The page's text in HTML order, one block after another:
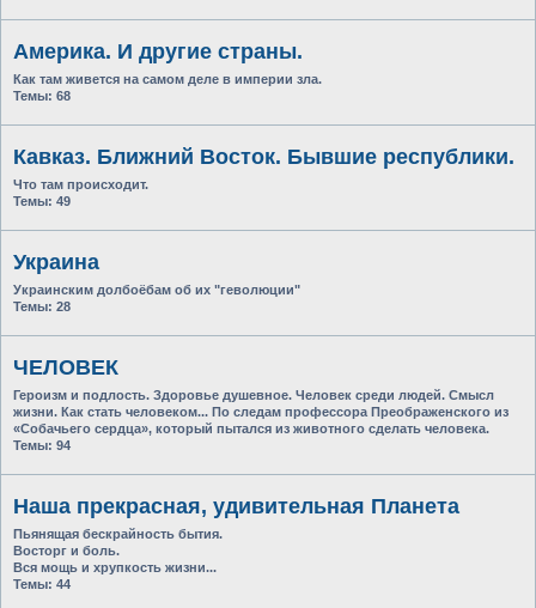
Америка. И другие страны.
Как там живется на самом деле в империи зла.
Темы: 68
Кавказ. Ближний Восток. Бывшие республики.
Что там происходит.
Темы: 49
Украина
Украинским долбоёбам об их "геволюции"
Темы: 28
ЧЕЛОВЕК
Героизм и подлость. Здоровье душевное. Человек среди людей. Смысл
жизни. Как стать человеком... По следам профессора Преображенского из
«Собачьего сердца», который пытался из животного сделать человека.
Темы: 94
Наша прекрасная, удивительная Планета
Пьянящая бескрайность бытия.
Восторг и боль.
Вся мощь и хрупкость жизни...
Темы: 44